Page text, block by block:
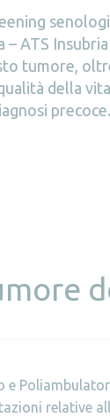
– ATS
tumore,
della
precoce.
e
relative